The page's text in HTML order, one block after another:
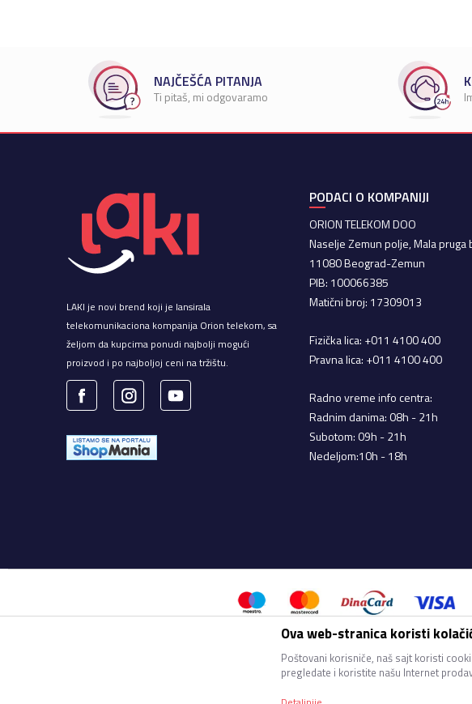
NAJČEŠĆA PITANJA
Ti pitaš, mi odgovaramo
LAKI je novi brend koji je lansirala
telekomunikaciona kompanija Orion telekom, sa
željom da kupcima ponudi najbolji mogući
proizvod i po najboljoj ceni na tržištu.
PODACI O KOMPANIJI
ORION TELEKOM DOO
Naselje Zemun polje, Mala pruga
11080 Beograd-Zemun
PIB: 100066385
Matični broj: 17309013
Fizička lica: +011 4100 400
Pravna lica: +011 4100 400
Radno vreme info centra:
Radnim danima: 08h - 21h
Subotom: 09h - 21h
Nedeljom:10h - 18h
Nastojimo da budemo što precizniji u opisu
Ova web-stranica koristi
Poštovani korisniče, naš sajt koristi
pregledate i koristite našu Internet